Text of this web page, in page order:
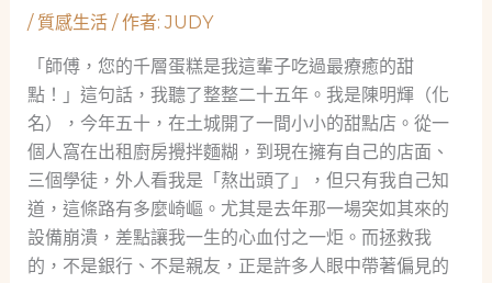
/ 質感生活/ 作者:JUDY
「師傅，您的千層蛋糕是我這輩子吃過最療癒的甜
點！」這句話，我聽了整整二十五年。我是陳明輝（化
名），今年五十，在土城開了一間小小的甜點店。從一
個人窩在出租廚房攪拌麵糊，到現在擁有自己的店面、
三個學徒，外人看我是「熬出頭了」，但只有我自己知
道，這條路有多麼崎嶇。尤其是去年那一場突如其來的
設備崩潰，差點讓我一生的心血付之一炬。而拯救我
的，不是銀行、不是親友，正是許多人眼中帶著偏見的